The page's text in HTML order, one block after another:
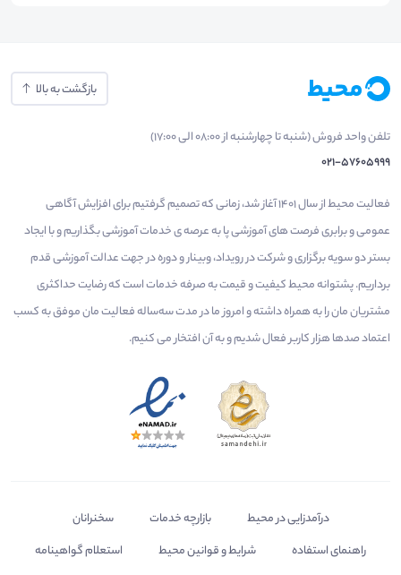
بازگشت به بالا
تلفن واحد فروش (شنبه تا چهارشنبه از 08:00 الی 17:00)
021-57605999
فعالیت محیط از سال 1401 آغاز شد، زمانی که تصمیم گرفتیم برای افزایش آگاهی
عمومی و برابری فرصت های آموزشی پا به عرصه ی خدمات آموزشی بگذاریم و با ایجاد
بستر دو سویه برگزاری و شرکت در رویداد، وبینار و دوره در جهت عدالت آموزشی قدم
برداریم. پشتوانه محیط کیفیت و قیمت به صرفه خدمات است که رضایت حداکثری
مشتریان مان را به همراه داشته و امروز ما در مدت سه‌ساله فعالیت مان موفق به کسب
اعتماد صدها هزار کاربر فعال شدیم و به آن افتخار می‌ کنیم.
درآمدزایی در محیط بازارچه خدمات
سخنرانان
راهنمای استفاده
شرایط و قوانین محیط
استعلام گواهینامه